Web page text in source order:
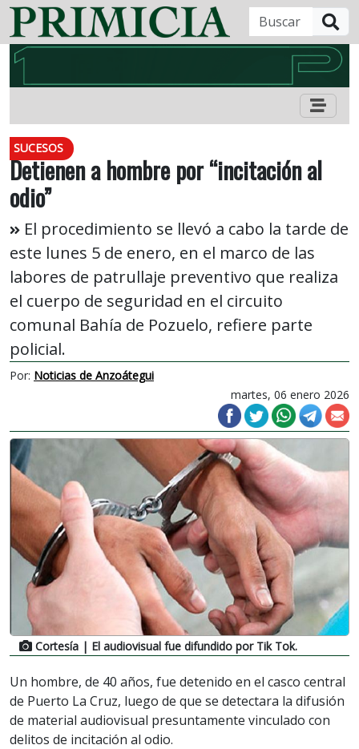
SUCESOS
Detienen a hombre por “incitación al
odio”
El procedimiento se llevó a cabo la tarde de
este lunes 5 de enero, en el marco de las
labores de patrullaje preventivo que realiza
el cuerpo de seguridad en el circuito
comunal Bahía de Pozuelo, refiere parte
policial.
Por: Noticias de Anzoátegui
martes, 06 enero 2026
Cortesía | El audiovisual fue difundido por Tik Tok.
Un hombre, de 40 años, fue detenido en el casco central
de Puerto La Cruz, luego de que se detectara la difusión
de material audiovisual presuntamente vinculado con
delitos de incitación al odio.